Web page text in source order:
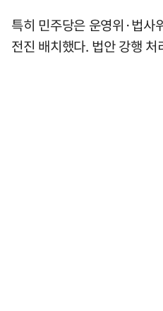
특히 민주당은 운영위·법사
전진 배치했다. 법안 강행